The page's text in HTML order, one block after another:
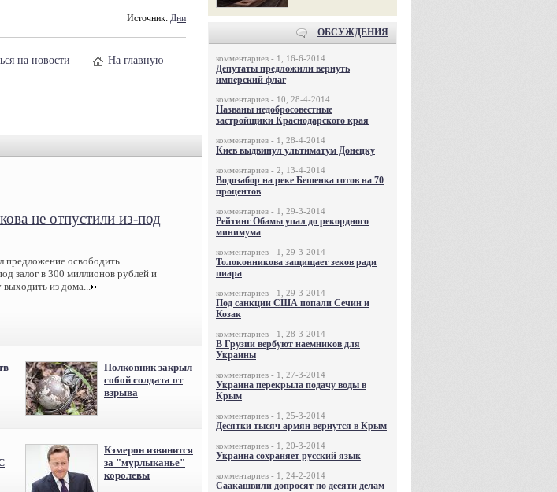
Источник: Дни
на новости На главную
не отпустили из-под
предложение освободить
залог в 300 миллионов рублей и
выходить из дома...
Полковник закрыл
собой солдата от
взрыва
Кэмерон извинится
за "мурлыканье"
королевы
ОБСУЖДЕНИЯ
комментариев - 1, 16-6-2014
Депутаты предложили вернуть
имперский флаг
комментариев - 10, 28-4-2014
Названы недобросовестные
застройщики Краснодарского края
комментариев - 1, 28-4-2014
Киев выдвинул ультиматум Донецку
комментариев - 2, 13-4-2014
Водозабор на реке Бешенка готов на 70
процентов
комментариев - 1, 29-3-2014
Рейтинг Обамы упал до рекордного
минимума
комментариев - 1, 29-3-2014
Толоконникова защищает зеков ради
пиара
комментариев - 1, 29-3-2014
Под санкции США попали Сечин и
Козак
комментариев - 1, 28-3-2014
В Грузии вербуют наемников для
Украины
комментариев - 1, 27-3-2014
Украина перекрыла подачу воды в
Крым
комментариев - 1, 25-3-2014
Десятки тысяч армян вернутся в Крым
комментариев - 1, 20-3-2014
Украина сохраняет русский язык
комментариев - 1, 24-2-2014
Саакашвили допросят по десяти делам